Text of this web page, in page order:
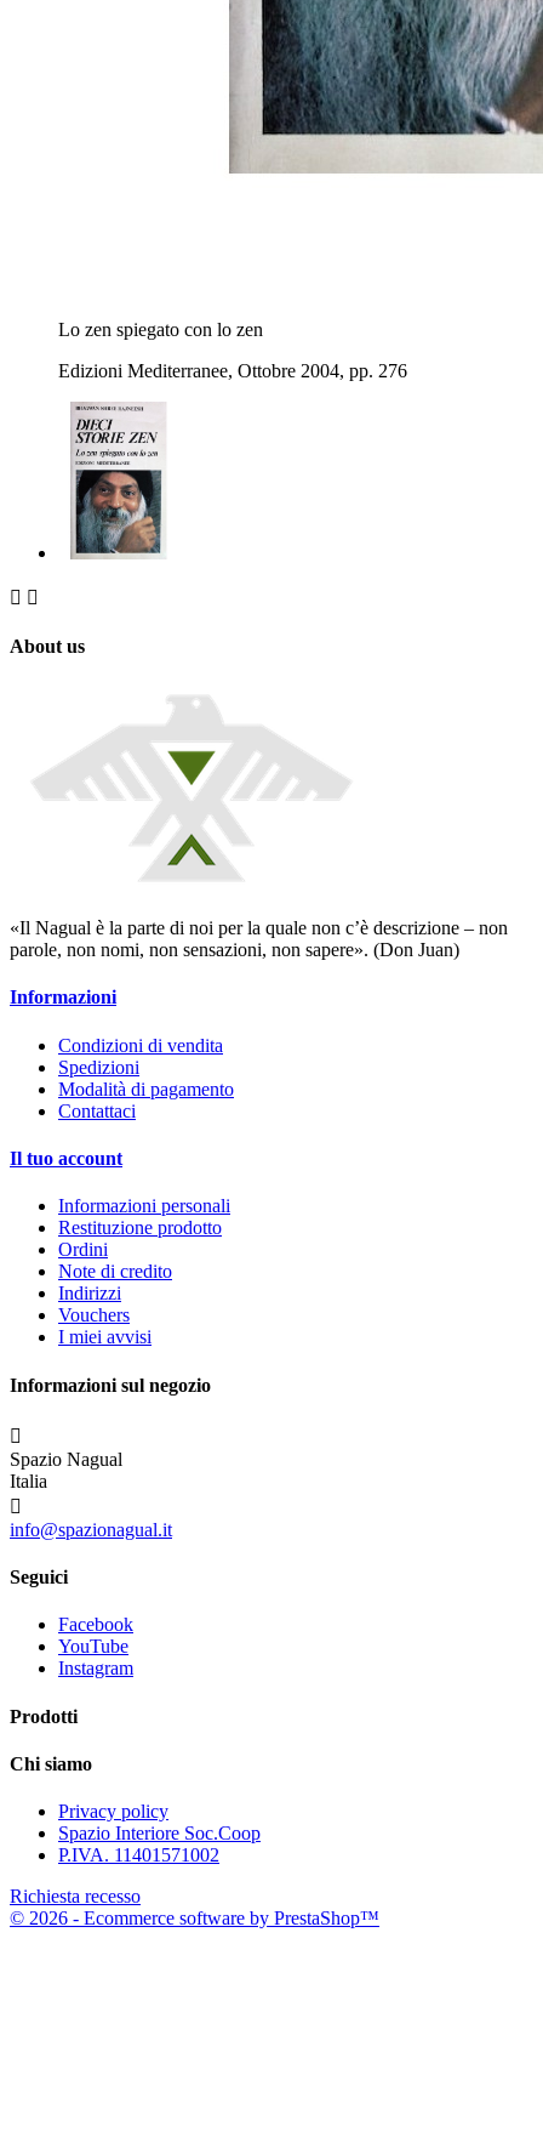
Lo zen spiegato con lo zen
Edizioni Mediterranee, Ottobre 2004, pp. 276
 
About us
«Il Nagual è la parte di noi per la quale non c’è descrizione – non
parole, non nomi, non sensazioni, non sapere». (Don Juan)
Informazioni
Condizioni di vendita
Spedizioni
Modalità di pagamento
Contattaci
Il tuo account
Informazioni personali
Restituzione prodotto
Ordini
Note di credito
Indirizzi
Vouchers
I miei avvisi
Informazioni sul negozio

Spazio Nagual
Italia

info@spazionagual.it
Seguici
Facebook
YouTube
Instagram
Prodotti
Chi siamo
Privacy policy
Spazio Interiore Soc.Coop
P.IVA. 11401571002
Richiesta recesso
© 2026 - Ecommerce software by PrestaShop™